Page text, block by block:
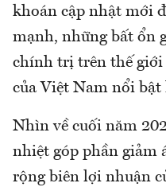
khoán cập nhật mới
mạnh, những bất ổn
chính trị trên thế giới
của Việt Nam nổi bật
Nhìn về cuối năm
nhiệt góp phần giảm
rộng biên lợi nhuận